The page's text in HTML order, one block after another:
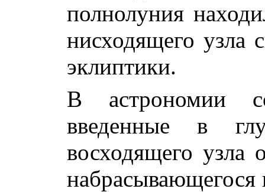
полнолуния
нисходящего узла
эклиптики.
В астрономии
введенные в
восходящего узла